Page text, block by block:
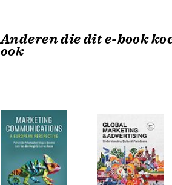
Anderen die dit e-book
ook